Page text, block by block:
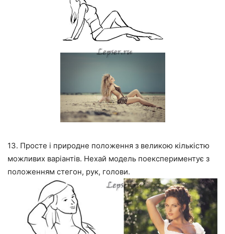
13. Просте і природне положення з великою кількістю
можливих варіантів. Нехай модель поекспериментує з
положенням стегон, рук, голови.